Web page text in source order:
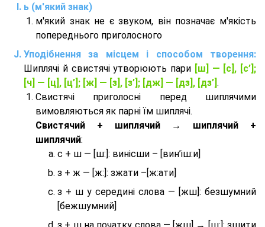
ь (м'який знак)
м'який знак не є звуком, він позначає м'якість
попереднього приголосного
Уподібнення за місцем і способом творення:
Шиплячі й свистячі утворюють пари [ш] — [c], [с’];
[ч] — [ц], [ц’]; [ж] — [з], [з’]; [дж] — [дз], [дз’] .
Свистячі приголосні перед шиплячими
вимовляються як парні їм шиплячі.
Cвистячий + шиплячий → шиплячий +
шиплячий:
с + ш — [ш:]: винісши – [вин’іш:и]
з + ж — [ж:]: зжати –[ж:ати]
з + ш у середині слова — [жш]: безшумний
[бежшумний]
з + ш на початку слова — [жш] → [ш:]: зшити